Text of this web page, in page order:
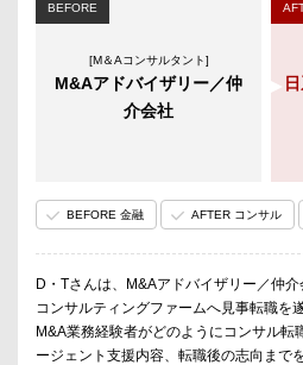
BEFORE
[M＆Aコンサルタント]
M&Aアドバイザリー／仲
介会社
BEFORE 金融 AFTER コンサル
D・Tさんは、M&Aアドバイザリー／仲
コンサルティングファームへ見事転職を
M&A業務経験者がどのようにコンサル転
ージェント支援内容、転職後の志向まで